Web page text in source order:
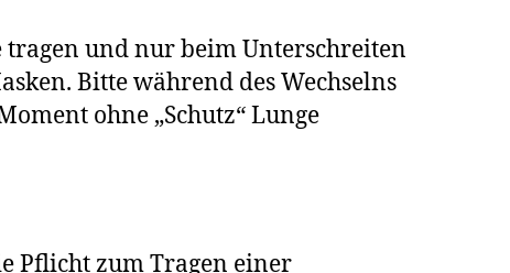
und nur beim Unterschreiten
Bitte während des Wechselns
ohne „Schutz“ Lunge
Pflicht zum Tragen einer